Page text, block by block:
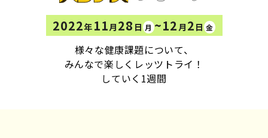
2022年 11月 28 日 月 ~12 月 2 日金
様々な健康課題について、
みんなで楽しくレッツトライ！
していく1週間